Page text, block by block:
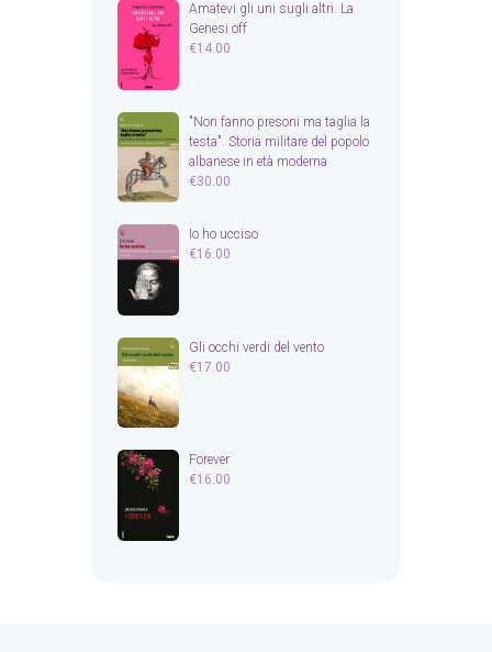
Amatevi gli uni sugli altri. La
Genesi off
€14.00
"Non fanno presoni ma taglia la
testa". Storia militare del popolo
albanese in età moderna
€30.00
Io ho ucciso
€16.00
Gli occhi verdi del vento
€17.00
Forever
€16.00